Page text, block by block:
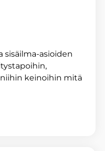
asioiden
keinoihin mitä